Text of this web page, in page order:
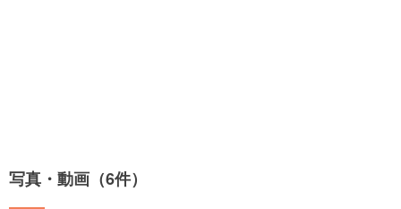
写真・動画（6件）